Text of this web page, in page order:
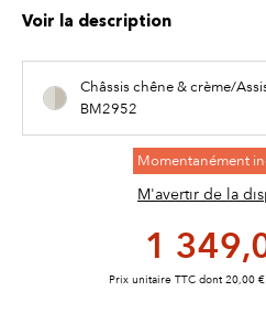
Voir la description
Châssis chêne & crème/
BM2952
Momentanément
M'avertir de la
1
Prix unitaire TTC dont 20,00 €